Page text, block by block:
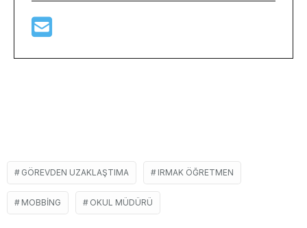
GÖREVDEN UZAKLAŞTIMA IRMAK ÖĞRETMEN
MOBBING OKUL MÜDÜRÜ